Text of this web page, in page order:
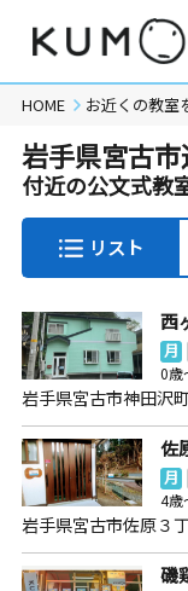
HOME お近くの教室
岩手県宮古
付近の公文式教
リスト
西
月
0歳
岩手県宮古市神田沢
佐
月
4歳
岩手県宮古市佐原３
磯